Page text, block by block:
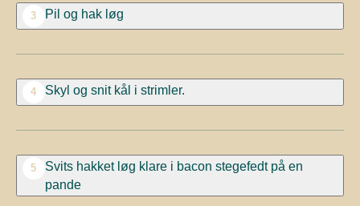
3 Pil og hak løg
4 Skyl og snit kål i strimler.
5
Svits hakket løg klare i bacon stegefedt på en
pande